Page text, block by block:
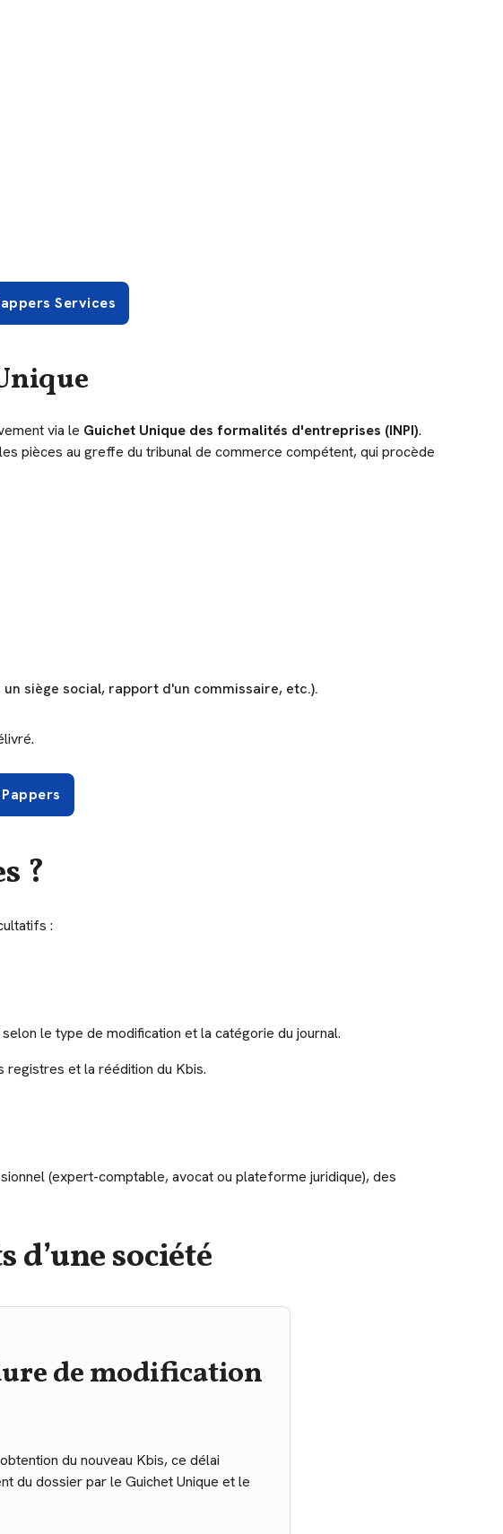
Services
via le Guichet Unique des formalités d'entreprises (INPI).
pièces au greffe du tribunal de commerce compétent, qui procède
siège social, rapport d'un commissaire, etc.).
?
:
le type de modification et la catégorie du journal.
registres et la réédition du Kbis.
(expert-comptable, avocat ou plateforme juridique), des
société
de modification
du nouveau Kbis, ce délai
du dossier par le Guichet Unique et le